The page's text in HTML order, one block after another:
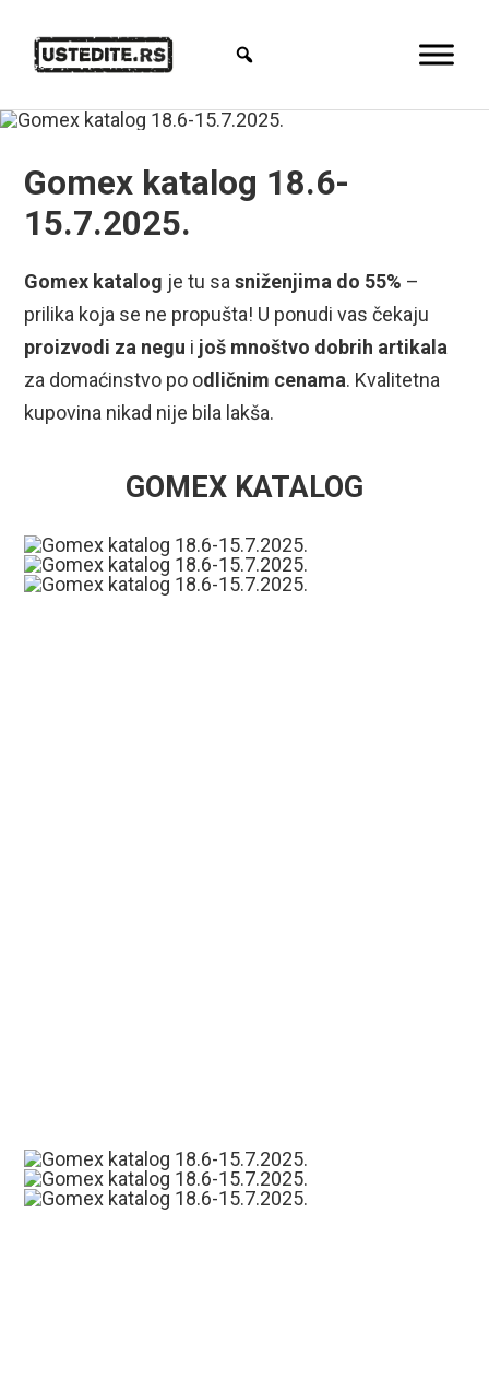
Gomex katalog 18.6-
15.7.2025.
Gomex katalog je tu sasniženjima do 55% –
prilika koja se ne propušta! U ponudi vas čekaju
proizvodi za negu i još mnoštvo dobrih artikala
za domaćinstvo po odličnim cenama. Kvalitetna
kupovina nikad nije bila lakša.
GOMEX KATALOG